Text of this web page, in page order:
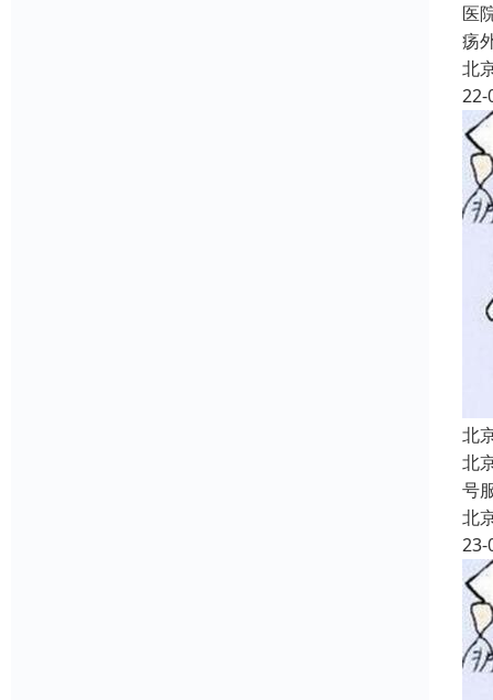
医
疡
北
22-
北
北
号
北
23-